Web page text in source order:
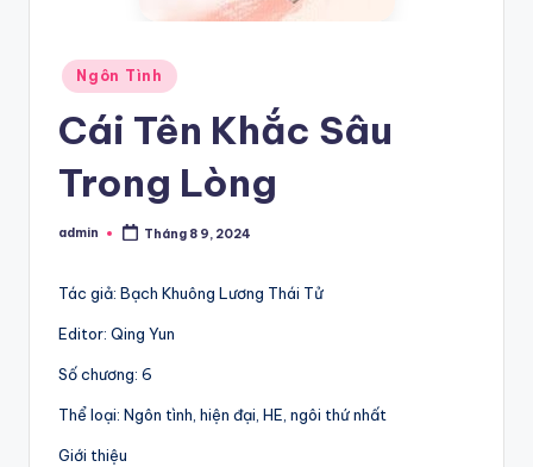
Posted
in
Ngôn Tình
Cái Tên Khắc Sâu
Trong Lòng
Posted
admin Tháng 8 9, 2024
Tác giả: Bạch Khuông Lương Thái Tử
Editor: Qing Yun
Số chương: 6
Thể loại: Ngôn tình, hiện đại, HE, ngôi thứ nhất
Giới thiệu